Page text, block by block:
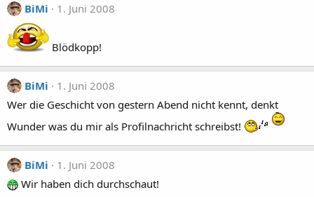
BiMi 1. Juni 2008
Blödkopp!
BiMi
1. Juni 2008
Wer die Geschicht von gestern Abend nicht kennt, denkt
Wunder was du mir als Profilnachricht schreibst!
BiMi
1. Juni 2008
Wir haben dich durchschaut!